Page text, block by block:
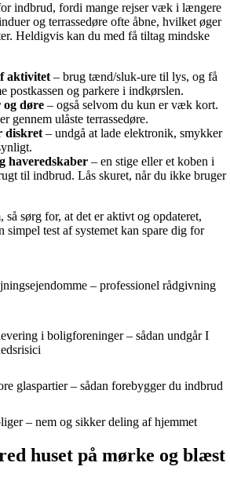
indbrud, fordi mange rejser væk i længere
og terrassedøre ofte åbne, hvilket øger
Heldigvis kan du med få tiltag mindske
aktivitet– brug tænd/sluk-ure til lys, og få
postkassen og parkere i indkørslen.
døre – også selvom du kun er væk kort.
gennem ulåste terrassedøre.
diskret– undgå at lade elektronik, smykker
haveredskaber – en stige eller et koben i
til indbrud. Lås skuret, når du ikke bruger
så sørg for, at det er aktivt og opdateret,
simpel test af systemet kan spare dig for
– professionel rådgivning
i boligforeninger – sådan undgår I
glaspartier – sådan forebygger du indbrud
– nem og sikker deling af hjemmet
huset på mørke og blæst